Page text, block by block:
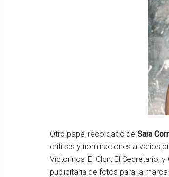
Otro papel recordado de Sara
criticas y nominaciones a varios
Victorinos, El Clon, El Secretario,
publicitaria de fotos para la